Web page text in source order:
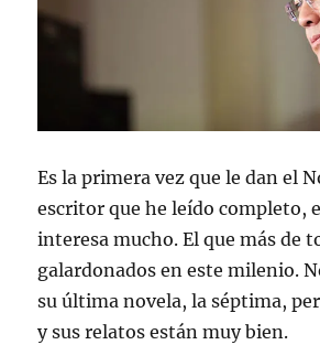
Es la primera vez que le dan el
escritor que he leído completo,
interesa mucho. El que más de
galardonados en este milenio.
su última novela, la séptima,
y sus relatos están muy bien.